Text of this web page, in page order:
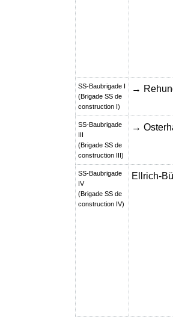
SS-Baubrigade I
(Brigade SS de
construction I)
→
SS-Baubrigade
III
(Brigade SS de
construction III)
→
SS-Baubrigade
IV
(Brigade SS de
construction IV)
Ellrich-